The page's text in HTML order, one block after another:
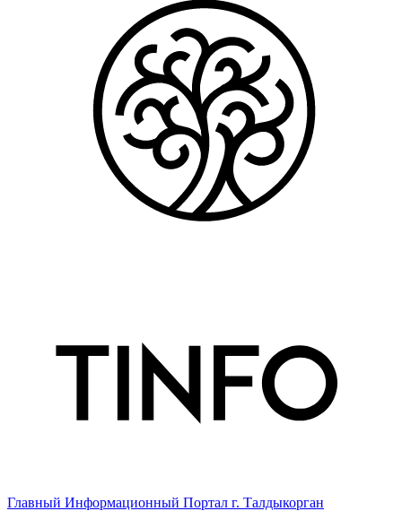
Главный Информационный Портал г. Талдыкорган